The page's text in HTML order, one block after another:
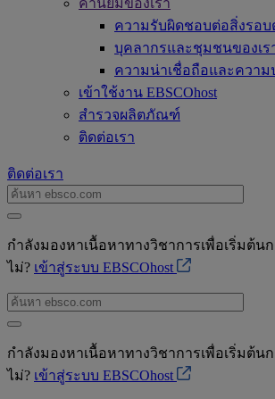
ค่านิยมของเรา
ความรับผิดชอบต่อสิ่งรอบ
บุคลากรและชุมชนของเร
ความน่าเชื่อถือและความ
เข้าใช้งาน EBSCOhost
สำรวจผลิตภัณฑ์
ติดต่อเรา
ติดต่อเรา
กำลังมองหาเนื้อหาทางวิชาการเพื่อเริ่มต้
ไม่? เข้าสู่ระบบ EBSCOhost
กำลังมองหาเนื้อหาทางวิชาการเพื่อเริ่มต้
ไม่? เข้าสู่ระบบ EBSCOhost